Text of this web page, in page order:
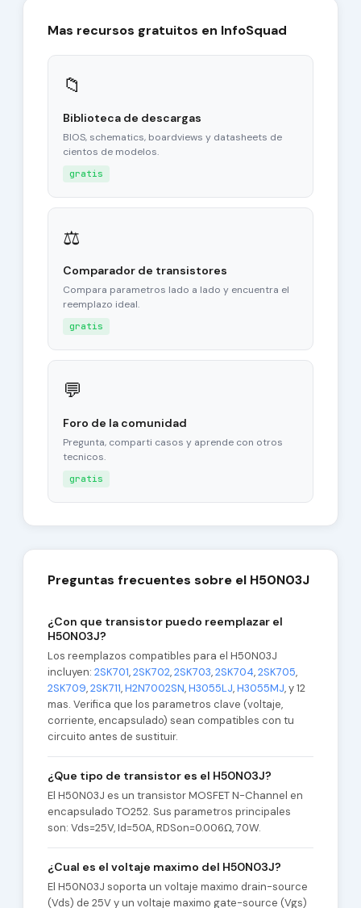
Mas recursos gratuitos en InfoSquad
📁
Biblioteca de descargas
BIOS, schematics, boardviews y datasheets de
cientos de modelos.
gratis
⚖
Comparador de transistores
Compara parametros lado a lado y encuentra el
reemplazo ideal.
gratis
💬
Foro de la comunidad
Pregunta, comparti casos y aprende con otros
tecnicos.
gratis
Preguntas frecuentes sobre el H50N03J
¿Con que transistor puedo reemplazar el
H50N03J?
Los reemplazos compatibles para el H50N03J
incluyen: 2SK701,2SK702,2SK703,2SK704,2SK705,
2SK709,2SK711,H2N7002SN,H3055LJ,H3055MJ, y 12
mas. Verifica que los parametros clave (voltaje,
corriente, encapsulado) sean compatibles con tu
circuito antes de sustituir.
¿Que tipo de transistor es el H50N03J?
El H50N03J es un transistor MOSFET N-Channel en
encapsulado TO252. Sus parametros principales
son: Vds=25V, Id=50A, RDSon=0.006Ω, 70W.
¿Cual es el voltaje maximo del H50N03J?
El H50N03J soporta un voltaje maximo drain-source
(Vds) de 25V y un voltaje maximo gate-source (Vgs)